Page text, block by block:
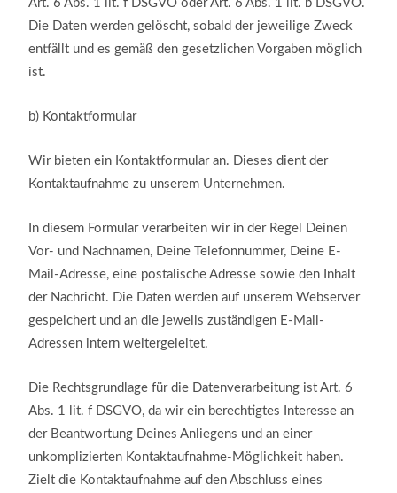
Art. 6 Abs. 1 lit. f DSGVO oder Art. 6 Abs. 1 lit. b DSGVO.
Die Daten werden gelöscht, sobald der jeweilige Zweck
entfällt und es gemäß den gesetzlichen Vorgaben möglich
ist.
b) Kontaktformular
Wir bieten ein Kontaktformular an. Dieses dient der
Kontaktaufnahme zu unserem Unternehmen.
In diesem Formular verarbeiten wir in der Regel Deinen
Vor- und Nachnamen, Deine Telefonnummer, Deine E-
Mail-Adresse, eine postalische Adresse sowie den Inhalt
der Nachricht. Die Daten werden auf unserem Webserver
gespeichert und an die jeweils zuständigen E-Mail-
Adressen intern weitergeleitet.
Die Rechtsgrundlage für die Datenverarbeitung ist Art. 6
Abs. 1 lit. f DSGVO, da wir ein berechtigtes Interesse an
der Beantwortung Deines Anliegens und an einer
unkomplizierten Kontaktaufnahme-Möglichkeit haben.
Zielt die Kontaktaufnahme auf den Abschluss eines